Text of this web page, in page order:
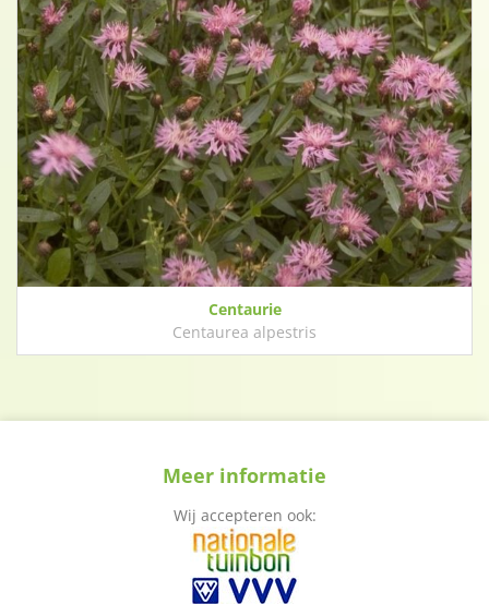
Centaurie
Centaurea alpestris
Meer informatie
Wij accepteren ook: